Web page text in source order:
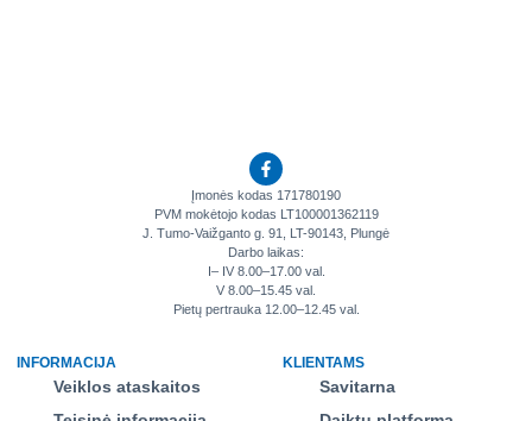
Įmonės kodas 171780190
PVM mokėtojo kodas LT100001362119
J. Tumo-Vaižganto g. 91, LT-90143, Plungė
Darbo laikas:
I– IV 8.00–17.00 val.
V 8.00–15.45 val.
Pietų pertrauka 12.00–12.45 val.
INFORMACIJA
Veiklos ataskaitos
KLIENTAMS
Savitarna